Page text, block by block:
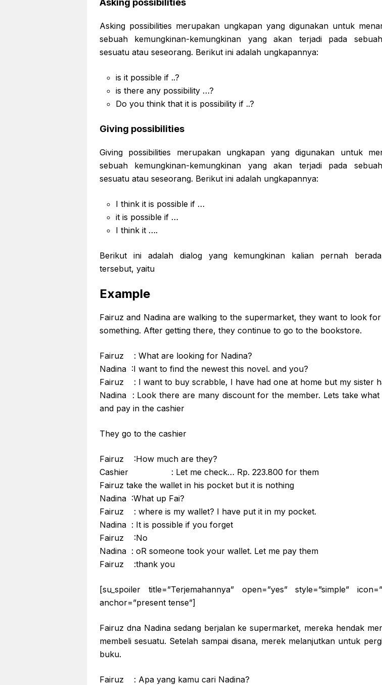
Asking possibilities merupakan ungkapan yang digunakan untuk
sebuah kemungkinan-kemungkinan yang akan terjadi pada
sesuatu atau seseorang. Berikut ini adalah ungkapannya:
is it possible if ..?
is there any possibility …?
Do you think that it is possibility if ..?
Giving possibilities
Giving possibilities merupakan ungkapan yang digunakan untuk
sebuah kemungkinan-kemungkinan yang akan terjadi pada
sesuatu atau seseorang. Berikut ini adalah ungkapannya:
I think it is possible if …
it is possible if …
I think it ….
Berikut ini adalah dialog yang kemungkinan kalian pernah
tersebut, yaitu
Example
Fairuz and Nadina are walking to the supermarket, they want to look
something. After getting there, they continue to go to the bookstore.
Fairuz : What are looking for Nadina?
Nadina :I want to find the newest this novel. and you?
Fairuz : I want to buy scrabble, I have had one at home but my sister
Nadina : Look there are many discount for the member. Lets take
and pay in the cashier
They go to the cashier
Fairuz :How much are they?
Cashier : Let me check… Rp. 223.800 for them
Fairuz take the wallet in his pocket but it is nothing
Nadina :What up Fai?
Fairuz : where is my wallet? I have put it in my pocket.
Nadina : It is possible if you forget
Fairuz :No
Nadina : oR someone took your wallet. Let me pay them
Fairuz :thank you
[su_spoiler title=”Terjemahannya” open=”yes” style=”simple”
anchor=”present tense”]
Fairuz dna Nadina sedang berjalan ke supermarket, mereka hendak
membeli sesuatu. Setelah sampai disana, merek melanjutkan untuk
buku.
Fairuz : Apa yang kamu cari Nadina?